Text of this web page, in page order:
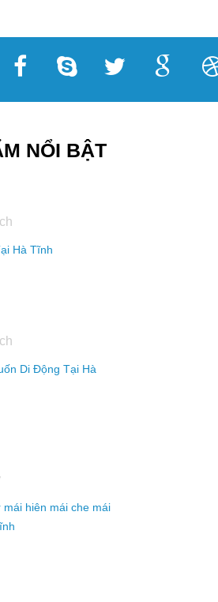
NỔI BẬT
Hà Tĩnh
Di Động Tại Hà
hiên mái che mái